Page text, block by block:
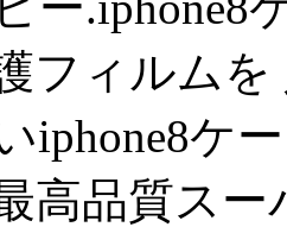
フィルム
iphone8ケ
高品質ス